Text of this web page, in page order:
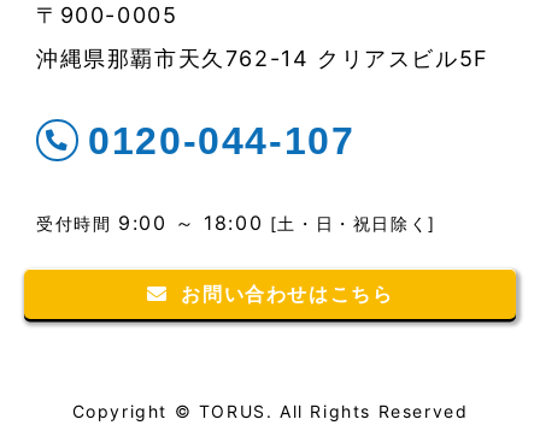
〒900-0005
沖縄県那覇市天久762-14 クリアスビル5F
0120-044-107
受付時間 9:00 ～ 18:00 [土・日・祝日除く]
お問い合わせはこちら
Copyright © TORUS. All Rights Reserved